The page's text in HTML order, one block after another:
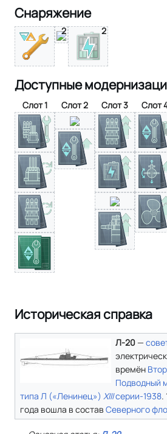
Снаряжение
2 2
Доступные
Слот 1 Слот 2 Слот 3 Слот
Историческая справка
Л-20—
времён
Подводный
типа Л («Ленинец») ХIIIсерии-1938.
года вошла в состав Северного